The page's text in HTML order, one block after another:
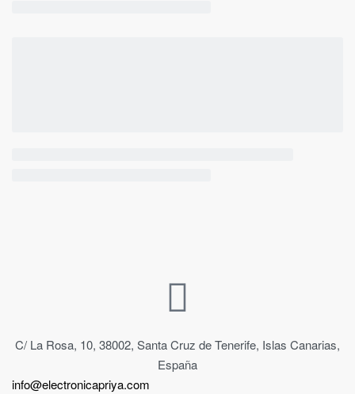
C/ La Rosa, 10, 38002, Santa Cruz de Tenerife, Islas Canarias,
España
info@electronicapriya.com